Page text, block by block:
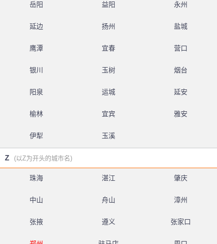
岳阳 益阳 永州
延边 扬州 盐城
鹰潭 宜春 营口
银川 玉树 烟台
阳泉 运城 延安
榆林 宜宾 雅安
伊犁 玉溪
Z (以Z为开头的城市名)
珠海 湛江 肇庆
中山 舟山 漳州
张掖 遵义 张家口